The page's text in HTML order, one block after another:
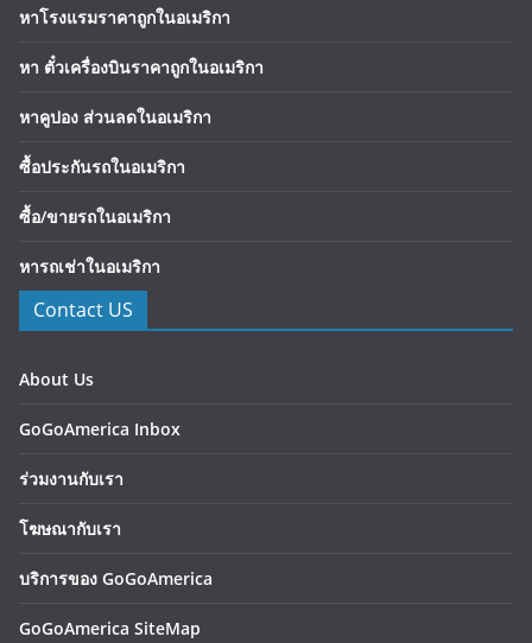
หาโรงแรมราคาถูกในอเมริกา
หา ตั๋วเครื่องบินราคาถูกในอเมริกา
หาคูปอง ส่วนลดในอเมริกา
ซื้อประกันรถในอเมริกา
ซื้อ/ขายรถในอเมริกา
หารถเช่าในอเมริกา
Contact US
About Us
GoGoAmerica Inbox
ร่วมงานกับเรา
โฆษณากับเรา
บริการของ GoGoAmerica
GoGoAmerica SiteMap